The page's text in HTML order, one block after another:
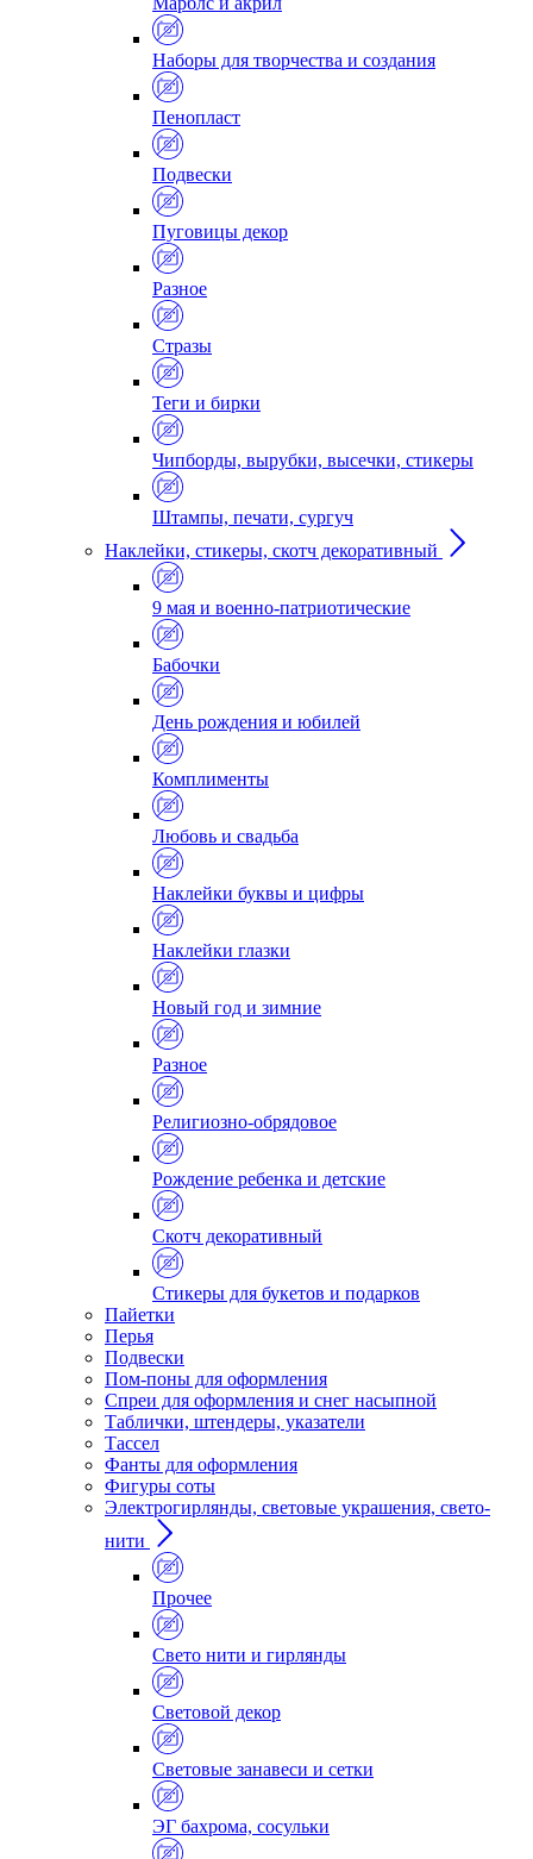
Наборы для творчества и создания
Пенопласт
Подвески
Пуговицы декор
Разное
Стразы
Теги и бирки
Чипборды, вырубки, высечки, стикеры
Штампы, печати, сургуч
Наклейки, стикеры, скотч декоративный
9 мая и военно-патриотические
Бабочки
День рождения и юбилей
Комплименты
Любовь и свадьба
Наклейки буквы и цифры
Наклейки глазки
Новый год и зимние
Разное
Религиозно-обрядовое
Рождение ребенка и детские
Скотч декоративный
Стикеры для букетов и подарков
Пайетки
Перья
Подвески
Пом-поны для оформления
Спреи для оформления и снег насыпной
Таблички, штендеры, указатели
Тассел
Фанты для оформления
Фигуры соты
Электрогирлянды, световые украшения, свето-
нити
Прочее
Свето нити и гирлянды
Световой декор
Световые занавеси и сетки
ЭГ бахрома, сосульки